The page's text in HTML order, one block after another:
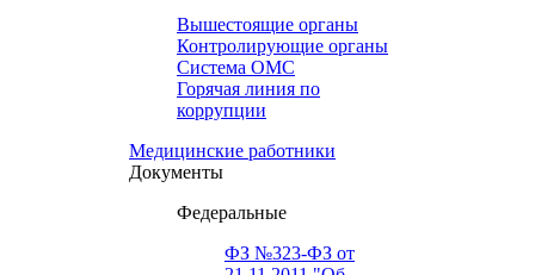
Вышестоящие органы
Контролирующие органы
Система ОМС
Горячая линия по
коррупции
Медицинские работники
Документы
Федеральные
ФЗ №323-ФЗ от